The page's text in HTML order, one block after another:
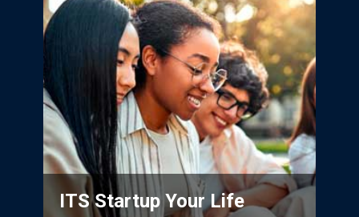
ITS Startup Your Life